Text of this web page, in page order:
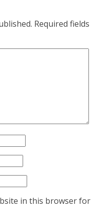
Required fields
in this browser for